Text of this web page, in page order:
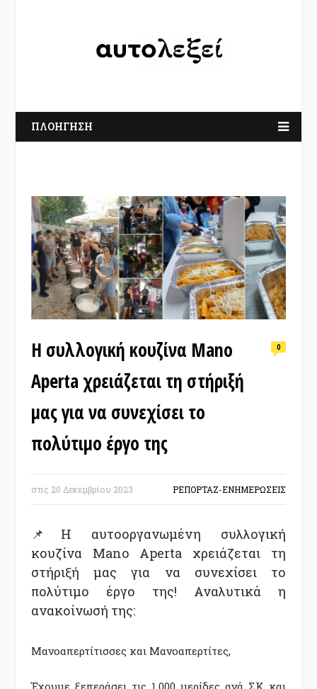
ΠΛΟΗΓΗΣΗ
Η συλλογική κουζίνα Mano
Aperta χρειάζεται τη στήριξή
μας για να συνεχίσει το
πολύτιμο έργο της
0
στις 20 Δεκεμβρίου 2023 ΡΕΠΟΡΤΑΖ-ΕΝΗΜΕΡΩΣΕΙΣ
📌Η αυτοοργανωμένη συλλογική
κουζίνα Mano Aperta χρειάζεται τη
στήριξή μας για να συνεχίσει το
πολύτιμο έργο της! Αναλυτικά η
ανακοίνωσή της:
Μανοαπερτίτισσες και Μανοαπερτίτες,